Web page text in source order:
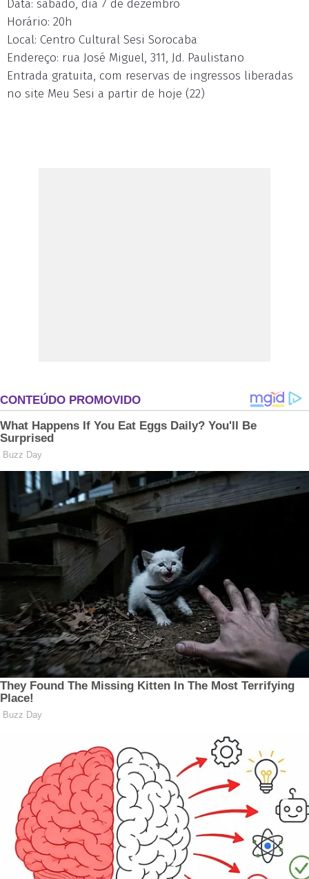
Data: sábado, dia 7 de dezembro
Horário: 20h
Local: Centro Cultural Sesi Sorocaba
Endereço: rua José Miguel, 311, Jd. Paulistano
Entrada gratuita, com reservas de ingressos liberadas
no site Meu Sesi a partir de hoje (22)